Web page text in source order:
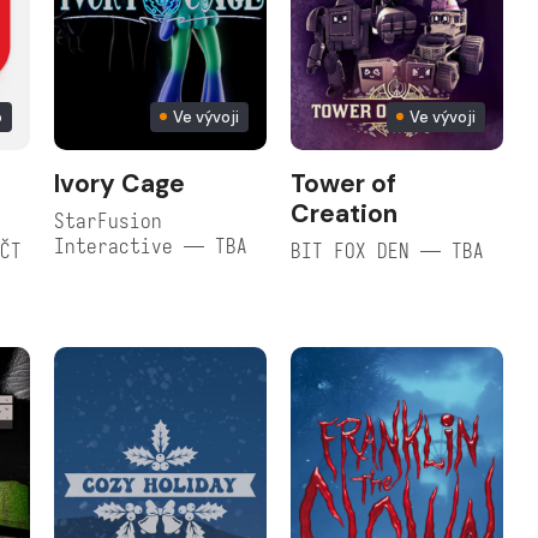
Ve vývoji
Ivory Cage
StarFusion
Interactive — TBA
Ve vývoji
Tower of
Creation
BIT FOX DEN — TBA